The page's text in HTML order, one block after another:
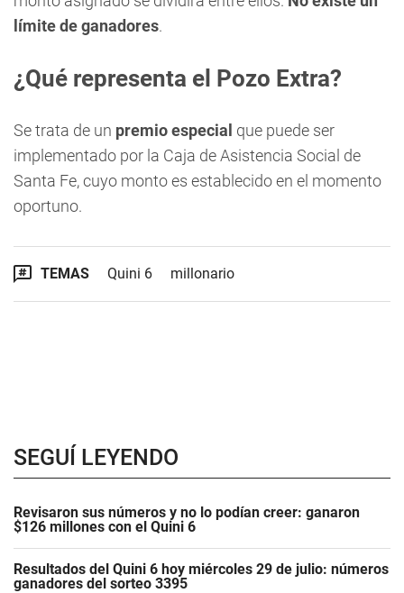
límite de ganadores.
¿Qué representa el Pozo Extra?
Se trata de un premio especial que puede ser
implementado por la Caja de Asistencia Social de
Santa Fe, cuyo monto es establecido en el momento
oportuno.
TEMAS Quini 6 millonario
SEGUÍ LEYENDO
Revisaron sus números y no lo podían creer: ganaron
$126 millones con el Quini 6
Resultados del Quini 6 hoy miércoles 29 de julio: números
ganadores del sorteo 3395